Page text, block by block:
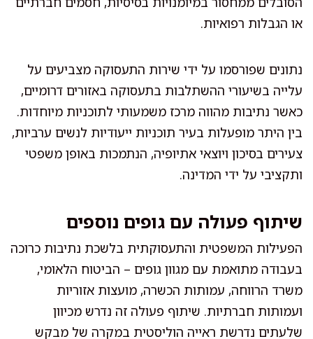
או הגבלות רפואיות.
נתונים שפורסמו על ידי שירות התעסוקה מצביעים על
עלייה בשיעורי ההשתלבות בתעסוקה באזורים דרומיים,
כאשר נתיבות מהווה מרכז משמעותי לתוכניות מיוחדות.
בין היתר מופעלות בעיר תוכניות ייעודיות לנשים ערביות,
צעירים בסיכון ויוצאי אתיופיה, הנתמכות באופן משפטי
ותקציבי על ידי המדינה.
שיתוף פעולה עם גופים נוספים
הפעילות המשפטית והתעסוקתית בלשכת נתיבות כרוכה
בעבודה מתואמת עם מגוון גופים – הביטוח הלאומי,
משרד הרווחה, עמותות הכשרה, מועצות אזוריות
ועמותות חברתיות. שיתוף פעולה זה נדרש מכיוון
שלעתים נדרשת ראייה הוליסטית במקרה של מבקש